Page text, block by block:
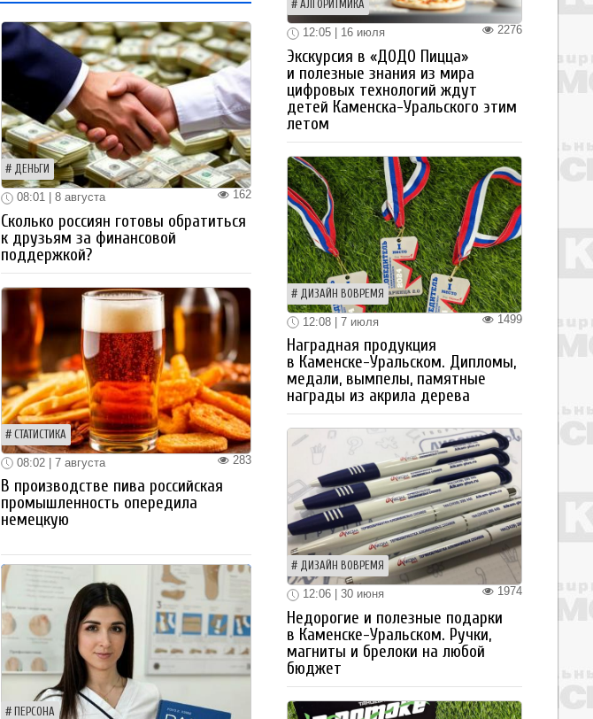
ДЕНЬГИ
162
08:01 | 8 августа
Сколько россиян готовы обратиться
к друзьям за финансовой
поддержкой?
СТАТИСТИКА
283
08:02 | 7 августа
В производстве пива российская
промышленность опередила
немецкую
ПЕРСОНА
АЛГОРИТМИКА
2276
12:05 | 16 июля
Экскурсия в «ДОДО Пицца»
и полезные знания из мира
цифровых технологий ждут
детей Каменска-Уральского этим
летом
ДИЗАЙН ВОВРЕМЯ
1499
12:08 | 7 июля
Наградная продукция
в Каменске-Уральском. Дипломы,
медали, вымпелы, памятные
награды из акрила дерева
ДИЗАЙН ВОВРЕМЯ
1974
12:06 | 30 июня
Недорогие и полезные подарки
в Каменске-Уральском. Ручки,
магниты и брелоки на любой
бюджет